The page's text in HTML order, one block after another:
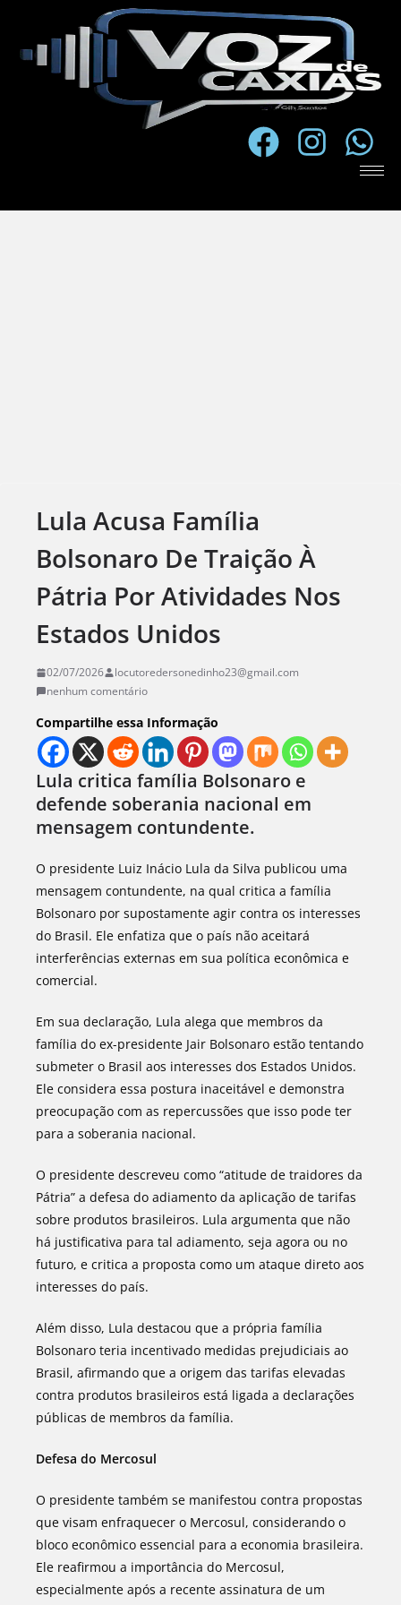
Lula Acusa Família
Bolsonaro De Traição À
Pátria Por Atividades Nos
Estados Unidos
02/07/2026
locutoredersonedinho23@gmail.com
nenhum comentário
Compartilhe essa Informação
Lula critica família Bolsonaro e
defende soberania nacional em
mensagem contundente.
O presidente Luiz Inácio Lula da Silva publicou uma
mensagem contundente, na qual critica a família
Bolsonaro por supostamente agir contra os interesses
do Brasil. Ele enfatiza que o país não aceitará
interferências externas em sua política econômica e
comercial.
Em sua declaração, Lula alega que membros da
família do ex-presidente Jair Bolsonaro estão tentando
submeter o Brasil aos interesses dos Estados Unidos.
Ele considera essa postura inaceitável e demonstra
preocupação com as repercussões que isso pode ter
para a soberania nacional.
O presidente descreveu como “atitude de traidores da
Pátria” a defesa do adiamento da aplicação de tarifas
sobre produtos brasileiros. Lula argumenta que não
há justificativa para tal adiamento, seja agora ou no
futuro, e critica a proposta como um ataque direto aos
interesses do país.
Além disso, Lula destacou que a própria família
Bolsonaro teria incentivado medidas prejudiciais ao
Brasil, afirmando que a origem das tarifas elevadas
contra produtos brasileiros está ligada a declarações
públicas de membros da família.
Defesa do Mercosul
O presidente também se manifestou contra propostas
que visam enfraquecer o Mercosul, considerando o
bloco econômico essencial para a economia brasileira.
Ele reafirmou a importância do Mercosul,
especialmente após a recente assinatura de um